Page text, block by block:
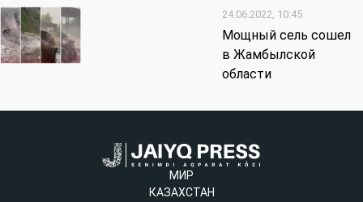
24.06.2022, 10:45
Мощный сель сошел
в Жамбылской
области
МИР
КАЗАХСТАН